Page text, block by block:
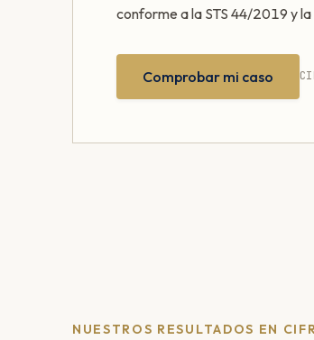
conforme a la STS 44/2019 y
Comprobar mi caso
NUESTROS RESULTADOS EN